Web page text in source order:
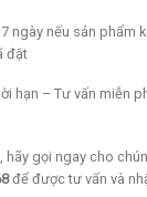
ngày nếu sản phẩm
đặt
hạn – Tư vấn miễn
hãy gọi ngay cho
để được tư vấn và